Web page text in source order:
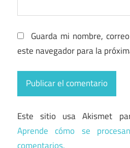
Guarda mi nombre,
este navegador para la
Este sitio usa Akismet
Aprende cómo se